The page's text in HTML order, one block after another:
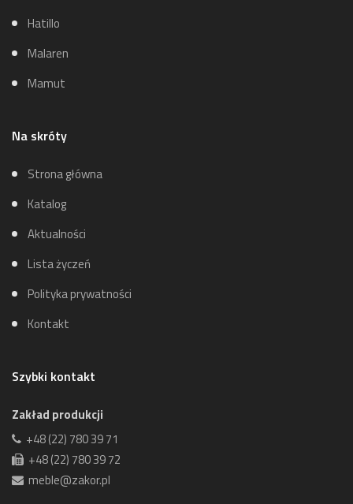
Hatillo
Malaren
Mamut
Na skróty
Strona główna
Katalog
Aktualności
Lista życzeń
Polityka prywatności
Kontakt
Szybki kontakt
Zakład produkcji
+48 (22) 780 39 71
+48 (22) 780 39 72
meble@zakor.pl